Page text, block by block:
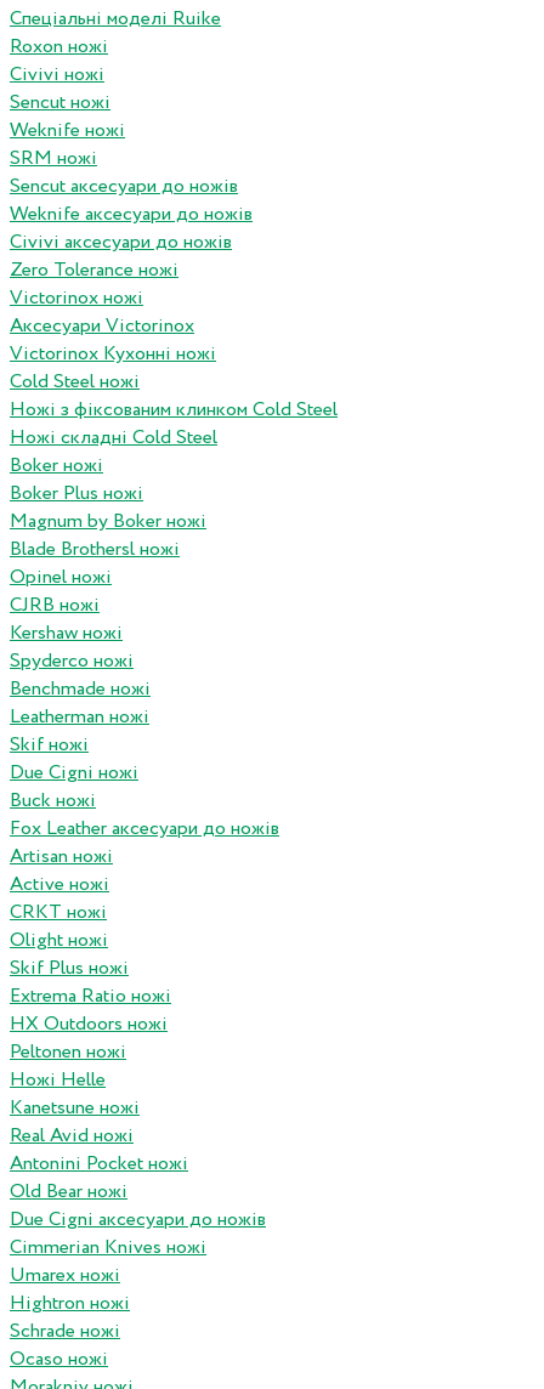
Спеціальні моделі Ruike
Roxon ножi
Civivi ножі
Sencut ножі
Weknife ножі
SRM ножі
Sencut аксесуари до ножів
Weknife аксесуари до ножів
Civivi аксесуари до ножів
Zero Tolerance ножі
Victorinox ножі
Аксесуари Victorinox
Victorinox Кухонні ножі
Cold Steel ножі
Ножі з фіксованим клинком Cold Steel
Ножі складні Cold Steel
Boker ножі
Boker Plus ножі
Magnum by Boker ножі
Blade Brothersl ножі
Opinel ножі
CJRB ножі
Kershaw ножі
Spyderco ножі
Benchmade ножі
Leatherman ножі
Skif ножі
Due Cigni ножі
Buck ножі
Fox Leather аксесуари до ножів
Artisan ножі
Active ножі
CRKT ножі
Olight ножі
Skif Plus ножі
Extrema Ratio ножі
HX Outdoors ножі
Peltonen ножі
Ножі Helle
Kanetsune ножі
Real Avid ножі
Antonini Pocket ножі
Old Bear ножі
Due Cigni аксесуари до ножів
Cimmerian Knives ножі
Umarex ножі
Hightron ножі
Schrade ножі
Ocaso ножі